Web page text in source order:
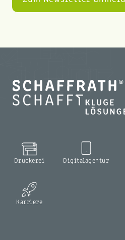
Druckerei Digitalagentur
Karriere